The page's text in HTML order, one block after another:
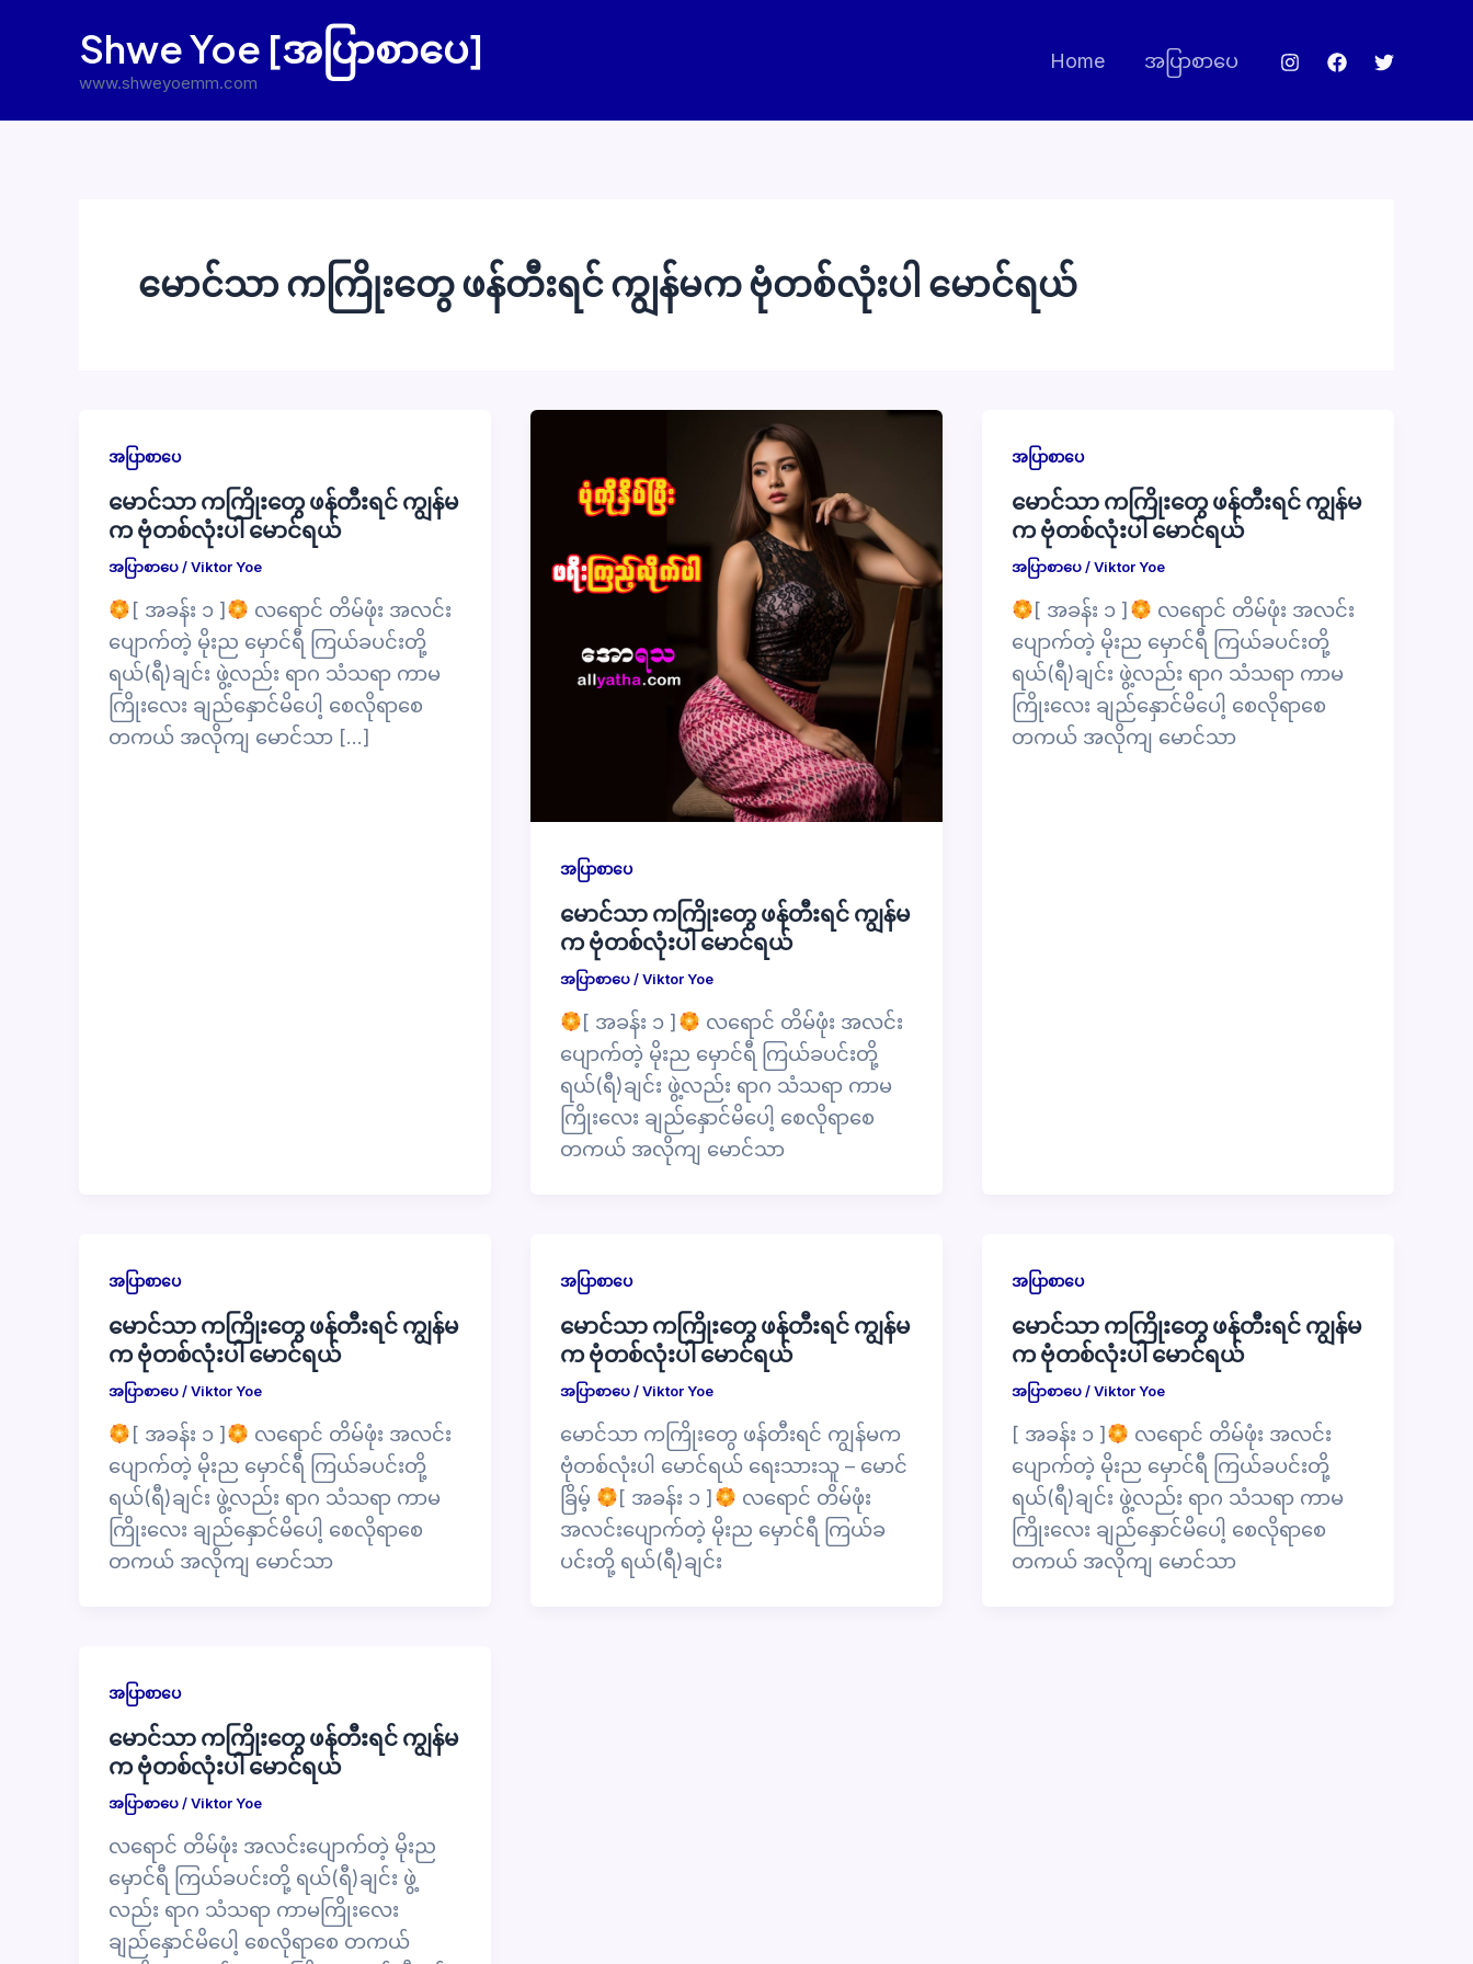
Shwe Yoe [အပြာစာပေ]
www.shweyoemm.com
Home အပြာစာပေ
မောင်သာ ကကြိုးတွေ ဖန်တီးရင် ကျွန်မက ဗုံတစ်လုံးပါ မောင်ရယ်
အပြာစာပေ
မောင်သာ ကကြိုးတွေ ဖန်တီးရင် ကျွန်မ
က ဗုံတစ်လုံးပါ မောင်ရယ်
အပြာစာပေ/Viktor Yoe
[ အခန်း ၁ ]
လရောင် တိမ်ဖုံး အလင်း
ပျောက်တဲ့ မိုးည မှောင်ရီ ကြယ်ခပင်းတို့
ရယ်(ရီ)ချင်း ဖွဲ့လည်း ရာဂ သံသရာ ကာမ
ကြိုးလေး ချည်နှောင်မိပေါ့ စေလိုရာစေ
တကယ် အလိုကျ မောင်သာ […]
အပြာစာပေ
မောင်သာ ကကြိုးတွေ ဖန်တီးရင် ကျွန်မ
က ဗုံတစ်လုံးပါ မောင်ရယ်
အပြာစာပေ/Viktor Yoe
[ အခန်း ၁ ]
လရောင် တိမ်ဖုံး အလင်း
ပျောက်တဲ့ မိုးည မှောင်ရီ ကြယ်ခပင်းတို့
ရယ်(ရီ)ချင်း ဖွဲ့လည်း ရာဂ သံသရာ ကာမ
ကြိုးလေး ချည်နှောင်မိပေါ့ စေလိုရာစေ
တကယ် အလိုကျ မောင်သာ
အပြာစာပေ
မောင်သာ ကကြိုးတွေ ဖန်တီးရင် ကျွန်မ
က ဗုံတစ်လုံးပါ မောင်ရယ်
အပြာစာပေ/Viktor Yoe
[ အခန်း ၁ ]
လရောင် တိမ်ဖုံး အလင်း
ပျောက်တဲ့ မိုးည မှောင်ရီ ကြယ်ခပင်းတို့
ရယ်(ရီ)ချင်း ဖွဲ့လည်း ရာဂ သံသရာ ကာမ
ကြိုးလေး ချည်နှောင်မိပေါ့ စေလိုရာစေ
တကယ် အလိုကျ မောင်သာ
အပြာစာပေ
မောင်သာ ကကြိုးတွေ ဖန်တီးရင် ကျွန်မ
က ဗုံတစ်လုံးပါ မောင်ရယ်
အပြာစာပေ/Viktor Yoe
[ အခန်း ၁ ]
လရောင် တိမ်ဖုံး အလင်း
ပျောက်တဲ့ မိုးည မှောင်ရီ ကြယ်ခပင်းတို့
ရယ်(ရီ)ချင်း ဖွဲ့လည်း ရာဂ သံသရာ ကာမ
ကြိုးလေး ချည်နှောင်မိပေါ့ စေလိုရာစေ
တကယ် အလိုကျ မောင်သာ
အပြာစာပေ
မောင်သာ ကကြိုးတွေ ဖန်တီးရင် ကျွန်မ
က ဗုံတစ်လုံးပါ မောင်ရယ်
အပြာစာပေ/Viktor Yoe
မောင်သာ ကကြိုးတွေ ဖန်တီးရင် ကျွန်မက
ဗုံတစ်လုံးပါ မောင်ရယ် ရေးသားသူ – မောင်
ခြိမ့်
[ အခန်း ၁ ]
လရောင် တိမ်ဖုံး
အလင်းပျောက်တဲ့ မိုးည မှောင်ရီ ကြယ်ခ
ပင်းတို့ ရယ်(ရီ)ချင်း
အပြာစာပေ
မောင်သာ ကကြိုးတွေ ဖန်တီးရင် ကျွန်မ
က ဗုံတစ်လုံးပါ မောင်ရယ်
အပြာစာပေ/Viktor Yoe
[ အခန်း ၁ ]
လရောင် တိမ်ဖုံး အလင်း
ပျောက်တဲ့ မိုးည မှောင်ရီ ကြယ်ခပင်းတို့
ရယ်(ရီ)ချင်း ဖွဲ့လည်း ရာဂ သံသရာ ကာမ
ကြိုးလေး ချည်နှောင်မိပေါ့ စေလိုရာစေ
တကယ် အလိုကျ မောင်သာ
အပြာစာပေ
မောင်သာ ကကြိုးတွေ ဖန်တီးရင် ကျွန်မ
က ဗုံတစ်လုံးပါ မောင်ရယ်
အပြာစာပေ/Viktor Yoe
လရောင် တိမ်ဖုံး အလင်းပျောက်တဲ့ မိုးည
မှောင်ရီ ကြယ်ခပင်းတို့ ရယ်(ရီ)ချင်း ဖွဲ့
လည်း ရာဂ သံသရာ ကာမကြိုးလေး
ချည်နှောင်မိပေါ့ စေလိုရာစေ တကယ်